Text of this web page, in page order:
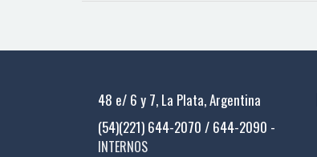
48 e/ 6 y 7, La Plata, Argentina
(54)(221) 644-2070 / 644-2090 -
INTERNOS